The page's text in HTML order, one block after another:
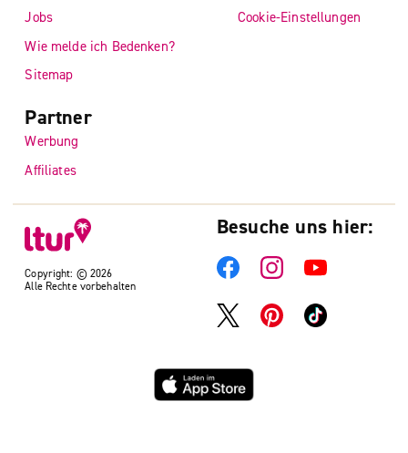
Copyright: © 2026
Alle Rechte vorbehalten
Jobs
Wie melde ich Bedenken?
Sitemap
Cookie-Einstellungen
Partner
Werbung
Affiliates
Besuche uns hier: